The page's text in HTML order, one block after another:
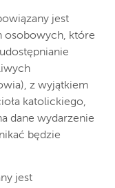
jest
osobowych, które
z wyjątkiem
katolickiego,
dane wydarzenie
będzie
jest